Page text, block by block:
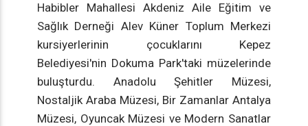
Habibler Mahallesi Akdeniz Aile Eğitim ve
Sağlık Derneği Alev Küner Toplum Merkezi
kursiyerlerinin çocuklarını Kepez
Belediyesi'nin Dokuma Park'taki müzelerinde
buluşturdu. Anadolu Şehitler Müzesi,
Nostaljik Araba Müzesi, Bir Zamanlar Antalya
Müzesi, Oyuncak Müzesi ve Modern Sanatlar